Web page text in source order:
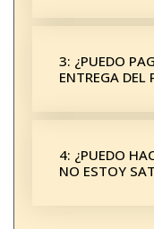
3: ¿PUEDO
ENTREGA
4: ¿PUEDO
NO ESTOY